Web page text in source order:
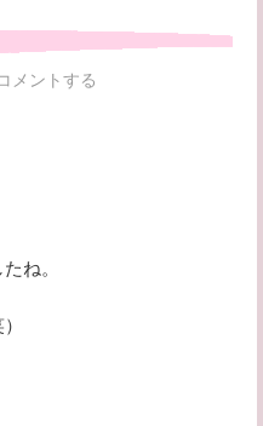
メントする
ね。